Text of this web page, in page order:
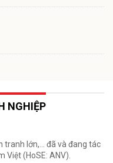
NGHIỆP
tranh lớn,... đã và đang tác
Việt (HoSE: ANV).